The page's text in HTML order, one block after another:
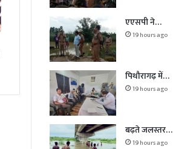
एएसपी ने…
19 hours ago
पिथौरागढ़ में…
19 hours ago
बढ़ते जलस्तर…
19 hours ago